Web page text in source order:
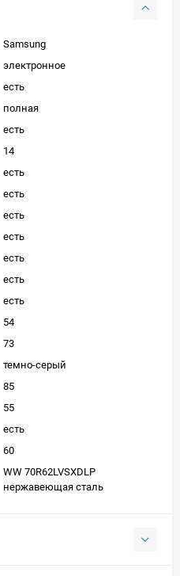
Samsung
электронное
есть
полная
есть
14
есть
есть
есть
есть
есть
есть
есть
54
73
темно-серый
85
55
есть
60
WW 70R62LVSXDLP
нержавеющая сталь